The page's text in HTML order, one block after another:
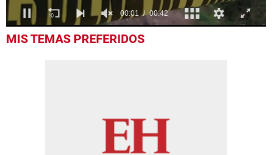
seconds
MIS TEMAS PREFERIDOS